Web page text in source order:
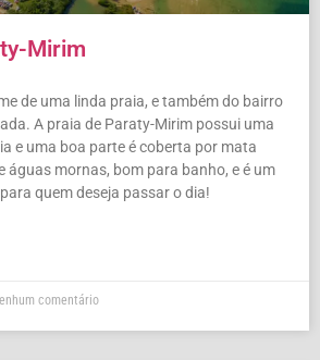
Mirim
de uma linda praia, e também do bairro
A praia de Paraty-Mirim possui uma
e uma boa parte é coberta por mata
águas mornas, bom para banho, e é um
quem deseja passar o dia!
comentário